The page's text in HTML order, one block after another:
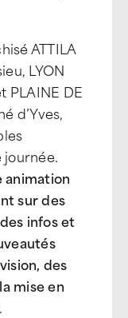
ATTILA
LYON
PLAINE DE
d’Yves,
journée.
animation
sur des
infos et
des
mise en